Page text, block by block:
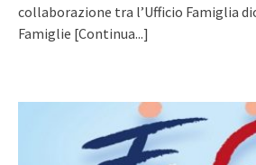
collaborazione tra l’Ufficio Famiglia
Famiglie [Continua...]